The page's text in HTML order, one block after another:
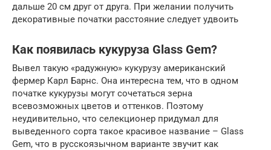
дальше 20 см друг от друга. При желании получить
декоративные початки расстояние следует удвоить
Как появилась кукуруза Glass Gem?
Вывел такую «радужную» кукурузу американский
фермер Карл Барнс. Она интересна тем, что в одном
початке кукурузы могут сочетаться зерна
всевозможных цветов и оттенков. Поэтому
неудивительно, что селекционер придумал для
выведенного сорта такое красивое название – Glass
Gem, что в русскоязычном варианте звучит как